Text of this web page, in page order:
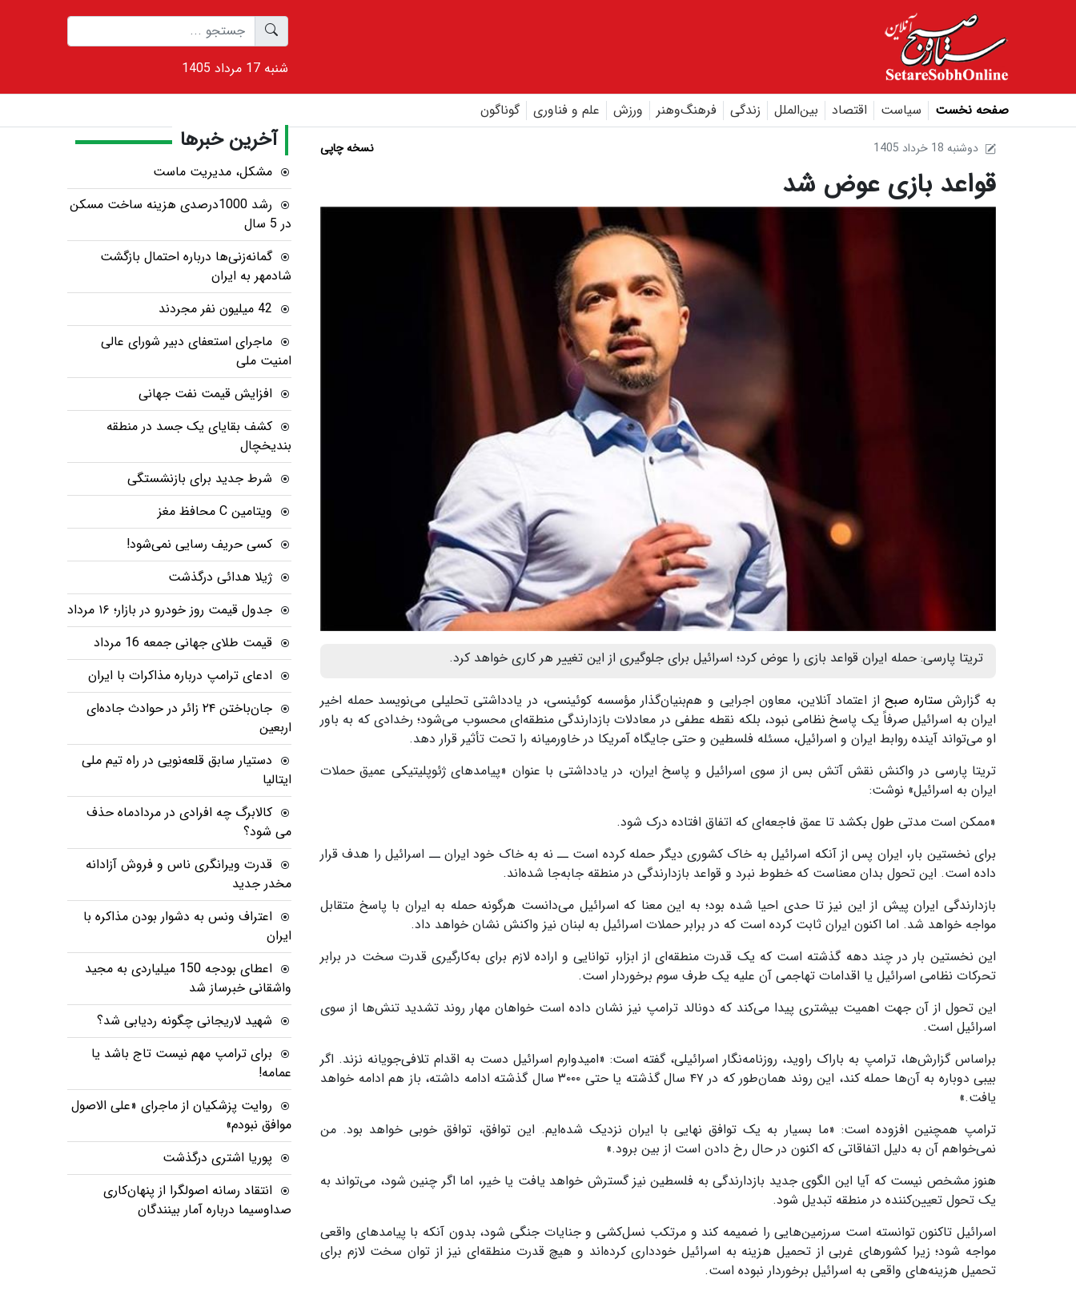
1405 شنبه 17 مرداد
صفحه نخست سیاست اقتصاد بین‌الملل زندگی فرهنگ‌و‌هنر ورزش علم و فناوری گوناگون
1405 دوشنبه 18 خرداد نسخه چاپی
قواعد بازی عوض شد
تریتا پارسی: حمله ایران قواعد بازی را عوض کرد؛ اسرائیل برای جلوگیری از این تغییر هر کاری خواهد کرد.
به گزارش ستاره صبحاز اعتماد آنلاین، معاون اجرایی و هم‌بنیان‌گذار مؤسسه کوئینسی، در یادداشتی تحلیلی می‌نویسد حمله اخیر
ایران به اسرائیل صرفاً یک پاسخ نظامی نبود، بلکه نقطه عطفی در معادلات بازدارندگی منطقه‌ای محسوب می‌شود؛ رخدادی که به باور
او می‌تواند آینده روابط ایران و اسرائیل، مسئله فلسطین و حتی جایگاه آمریکا در خاورمیانه را تحت تأثیر قرار دهد.
تریتا پارسی در واکنش نقش آتش بس از سوی اسرائیل و پاسخ ایران، در یادداشتی با عنوان «پیامدهای ژئوپلیتیکی عمیق حملات
ایران به اسرائیل» نوشت:
«ممکن است مدتی طول بکشد تا عمق فاجعه‌ای که اتفاق افتاده درک شود.
برای نخستین بار، ایران پس از آنکه اسرائیل به خاک کشوری دیگر حمله کرده است ــ نه به خاک خود ایران ــ اسرائیل را هدف قرار
داده است. این تحول بدان معناست که خطوط نبرد و قواعد بازدارندگی در منطقه جابه‌جا شده‌اند.
بازدارندگی ایران پیش از این نیز تا حدی احیا شده بود؛ به این معنا که اسرائیل می‌دانست هرگونه حمله به ایران با پاسخ متقابل
مواجه خواهد شد. اما اکنون ایران ثابت کرده است که در برابر حملات اسرائیل به لبنان نیز واکنش نشان خواهد داد.
این نخستین بار در چند دهه گذشته است که یک قدرت منطقه‌ای از ابزار، توانایی و اراده لازم برای به‌کارگیری قدرت سخت در برابر
تحرکات نظامی اسرائیل یا اقدامات تهاجمی آن علیه یک طرف سوم برخوردار است.
این تحول از آن جهت اهمیت بیشتری پیدا می‌کند که دونالد ترامپ نیز نشان داده است خواهان مهار روند تشدید تنش‌ها از سوی
اسرائیل است.
براساس گزارش‌ها، ترامپ به باراک راوید، روزنامه‌نگار اسرائیلی، گفته است: «امیدوارم اسرائیل دست به اقدام تلافی‌جویانه نزند. اگر
بیبی دوباره به آن‌ها حمله کند، این روند همان‌طور که در ۴۷ سال گذشته یا حتی ۳۰۰۰ سال گذشته ادامه داشته، باز هم ادامه خواهد
یافت.»
ترامپ همچنین افزوده است: «ما بسیار به یک توافق نهایی با ایران نزدیک شده‌ایم. این توافق، توافق خوبی خواهد بود. من
نمی‌خواهم آن به دلیل اتفاقاتی که اکنون در حال رخ دادن است از بین برود.»
هنوز مشخص نیست که آیا این الگوی جدید بازدارندگی به فلسطین نیز گسترش خواهد یافت یا خیر، اما اگر چنین شود، می‌تواند به
یک تحول تعیین‌کننده در منطقه تبدیل شود.
اسرائیل تاکنون توانسته است سرزمین‌هایی را ضمیمه کند و مرتکب نسل‌کشی و جنایات جنگی شود، بدون آنکه با پیامدهای واقعی
مواجه شود؛ زیرا کشورهای غربی از تحمیل هزینه به اسرائیل خودداری کرده‌اند و هیچ قدرت منطقه‌ای نیز از توان سخت لازم برای
تحمیل هزینه‌های واقعی به اسرائیل برخوردار نبوده است.
آخرین خبرها
مشکل، مدیریت ماست
رشد 1000درصدی هزینه ساخت مسکن
در 5 سال
گمانه‌زنی‌ها درباره احتمال بازگشت
شادمهر به ایران
42 میلیون نفر مجردند
ماجرای استعفای دبیر شورای عالی
امنیت ملی
افزایش قیمت نفت جهانی
کشف بقایای یک جسد در منطقه
بندیخچال
شرط جدید برای بازنشستگی
ویتامین C محافظ مغز
کسی حریف رسایی نمی‌شود!
ژیلا هدائی درگذشت
جدول قیمت روز خودرو در بازار؛ ۱۶ مرداد
قیمت طلای جهانی جمعه 16 مرداد
ادعای ترامپ درباره مذاکرات با ایران
جان‌باختن ۲۴ زائر در حوادث جاده‌ای
اربعین
دستیار سابق قلعه‌نویی در راه تیم ملی
ایتالیا
کالابرگ چه افرادی در مردادماه حذف
می شود؟
قدرت ویرانگری ناس و فروش آزادانه
مخدر جدید
اعتراف ونس به دشوار بودن مذاکره با
ایران
اعطای بودجه 150 میلیاردی به مجید
واشقانی خبرساز شد
شهید لاریجانی چگونه ردیابی شد؟
برای ترامپ مهم نیست تاج باشد یا
عمامه!
روایت پزشکیان از ماجرای «علی الاصول
موافق نبودم»
پوریا اشتری درگذشت
انتقاد رسانه اصولگرا از پنهان‌کاری
صداوسیما درباره آمار بینندگان